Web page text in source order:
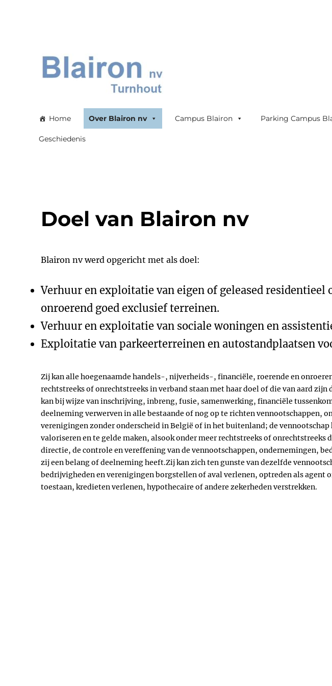
Blairon nv
Home Over Blairon nv Campus Blairon Parking Campus
Geschiedenis
Doel van Blairon nv
Blairon nv werd opgericht met als doel:
Verhuur en exploitatie van eigen of geleased
onroerend goed exclusief terreinen.
Verhuur en exploitatie van sociale woningen en
Exploitatie van parkeerterreinen en autostandplaatsen
Zij kan alle hoegenaamde handels-, nijverheids-, financiële, roerende en
rechtstreeks of onrechtstreeks in verband staan met haar doel of die van aard
kan bij wijze van inschrijving, inbreng, fusie, samenwerking, financiële
deelneming verwerven in alle bestaande of nog op te richten vennootschappen,
verenigingen zonder onderscheid in België of in het buitenland; de
valoriseren en te gelde maken, alsook onder meer rechtstreeks of onrechtstreeks
directie, de controle en vereffening van de vennootschappen, ondernemingen,
zij een belang of deelneming heeft.Zij kan zich ten gunste van dezelfde
bedrijvigheden en verenigingen borgstellen of aval verlenen, optreden als agent
toestaan, kredieten verlenen, hypothecaire of andere zekerheden verstrekken.